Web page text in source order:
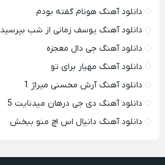
دانلود آهنگ هونام گفته بودم
دانلود آهنگ یوسف زمانی از شب بپرسید
دانلود آهنگ جی دال معجزه
دانلود آهنگ مهیار برای تو
دانلود آهنگ آرش محسنی میراژ 1
دانلود آهنگ دی جی درهان میدنایت 5
دانلود آهنگ دانیال اس اچ منو ببخش